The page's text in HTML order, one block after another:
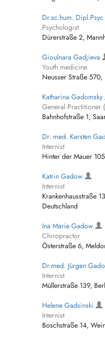
Dr.sc.hum.
Psychologist
Dürerstraße 2,
Gioulnara Gadjieva
Youth medicine
Neusser Straße 570,
Katharina Gadomsky
General Practitioner
Bahnhofstraße 1,
Dr. med. Karsten
Internist
Hinter der Mauer
Katrin Gadow
Internist
Krankenhausstraße
Deutschland
Ina Marie Gadow
Chiropractor
Österstraße 6,
Dr.med. Jürgen
Internist
Müllerstraße 139,
Helene Gadsinski
Internist
Boschstraße 14,